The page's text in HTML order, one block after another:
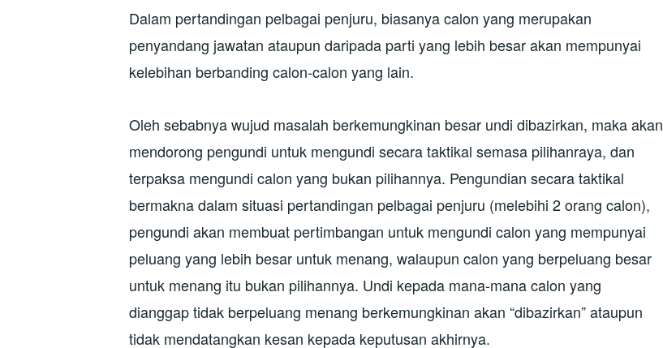
Dalam pertandingan pelbagai penjuru, biasanya calon yang merupakan
penyandang jawatan ataupun daripada parti yang lebih besar akan mempunyai
kelebihan berbanding calon-calon yang lain.
Oleh sebabnya wujud masalah berkemungkinan besar undi dibazirkan, maka akan
mendorong pengundi untuk mengundi secara taktikal semasa pilihanraya, dan
terpaksa mengundi calon yang bukan pilihannya. Pengundian secara taktikal
bermakna dalam situasi pertandingan pelbagai penjuru (melebihi 2 orang calon),
pengundi akan membuat pertimbangan untuk mengundi calon yang mempunyai
peluang yang lebih besar untuk menang, walaupun calon yang berpeluang besar
untuk menang itu bukan pilihannya. Undi kepada mana-mana calon yang
dianggap tidak berpeluang menang berkemungkinan akan “dibazirkan” ataupun
tidak mendatangkan kesan kepada keputusan akhirnya.